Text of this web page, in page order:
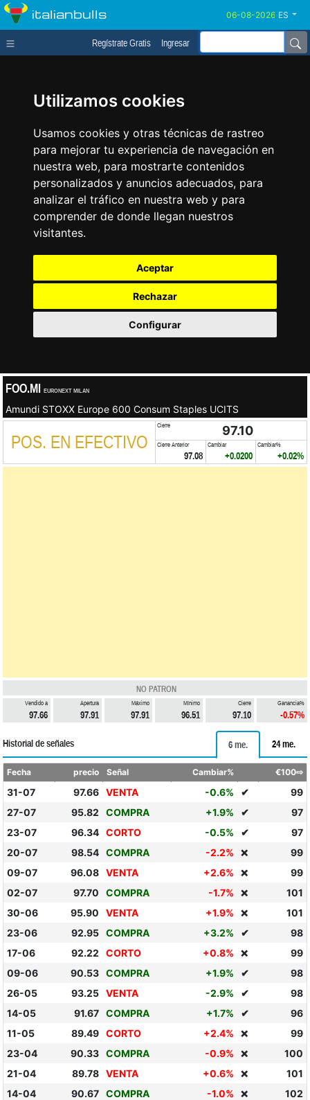
Utilizamos cookies
Usamos cookies y otras técnicas de rastreo
para mejorar tu experiencia de navegación en
nuestra web, para mostrarte contenidos
personalizados y anuncios adecuados, para
analizar el tráfico en nuestra web y para
comprender de donde llegan nuestros
visitantes.
Aceptar
Rechazar
Configurar
italianbulls ES
Regístrate Gratis Ingresar
FOO.MI EURONEXT MILAN
Amundi STOXX Europe 600 Consum Staples UCITS
POS. EN EFECTIVO
Cierre 97.10
Cierre Anterior
97.08
Cambiar
+0.0200
Cambiar%
+0.02%
NO PATRON
Vendido a
97.66
Apertura
97.91
Máximo
97.91
Mínimo
96.51
Cierre
97.10
Ganancia%
-0.57%
Historial de señales 6 me. 24 me.
Fecha precio Señal Cambiar% €100⇨
31-07 97.66 VENTA -0.6% ✔
99
27-07
95.82 COMPRA +1.9% ✔
97
23-07
96.34 CORTO -0.5% ✔
97
20-07
98.54 COMPRA -2.2% ❌
99
09-07
96.08 VENTA +2.6% ❌
99
02-07
97.70 COMPRA -1.7% ❌
101
30-06
95.90 VENTA +1.9% ❌
101
23-06
92.95 COMPRA +3.2% ✔
98
17-06
92.22 CORTO +0.8% ❌
99
09-06
90.53 COMPRA +1.9% ✔
98
26-05
93.25 VENTA -2.9% ✔
98
14-05
91.67 COMPRA +1.7% ✔
96
11-05
89.49 CORTO +2.4% ❌
99
23-04
90.33 COMPRA -0.9% ❌
100
21-04
89.78 VENTA +0.6% ❌
101
14-04
90.67 COMPRA -1.0% ❌
102